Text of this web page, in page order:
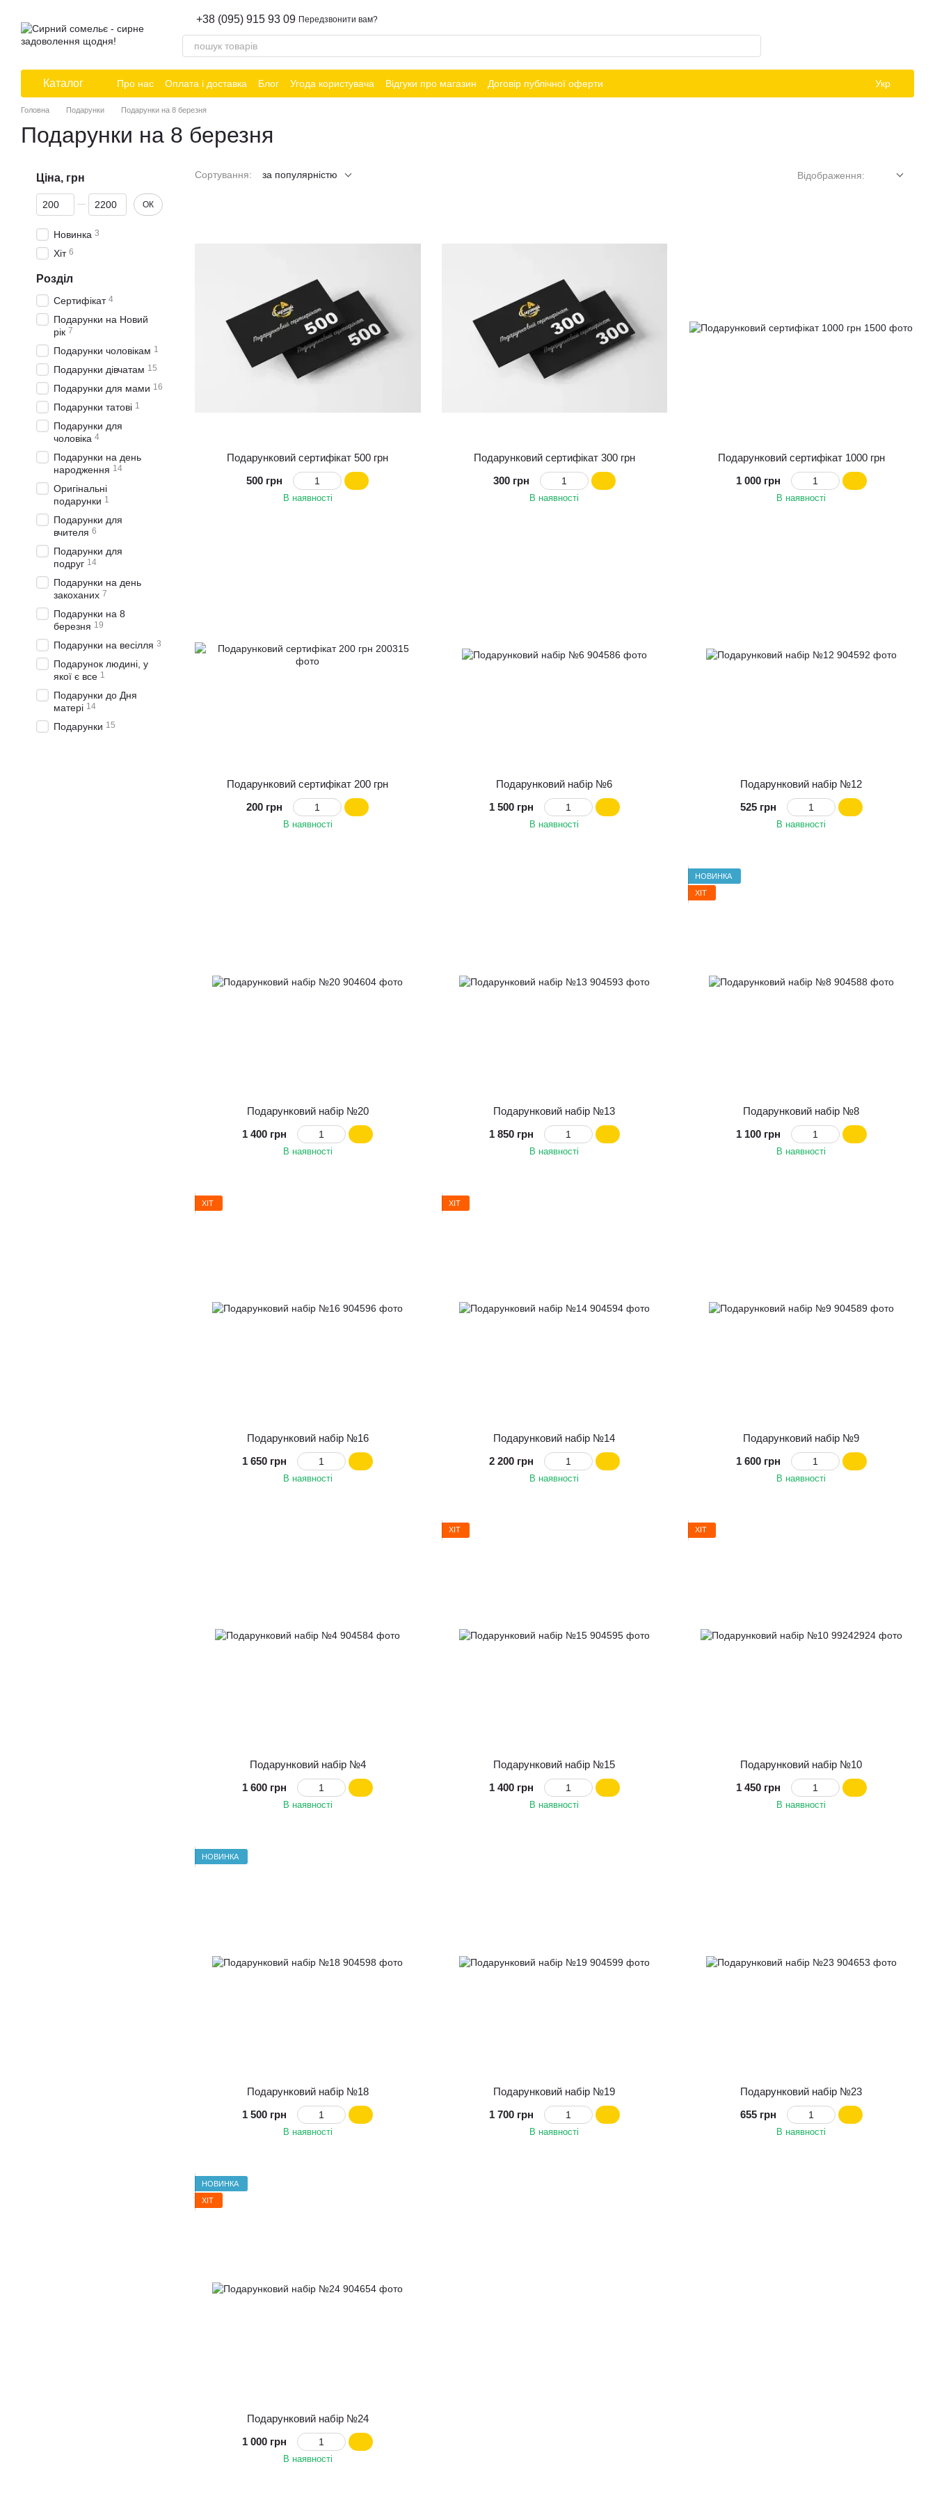
+38 (095) 915 93 09 Передзвонити вам?
Каталог Про нас Оплата і доставка Блог Угода користувача Відгуки про магазин Договір публічної оферти Укр
Головна Подарунки Подарунки на 8 березня
Подарунки на 8 березня
Сортування: за популярністю Відображення:
Подарунковий сертифікат 500 грн
500 грн
В наявності
Подарунковий сертифікат 300 грн
300 грн
В наявності
Подарунковий сертифікат 1000 грн
1 000 грн
В наявності
Подарунковий сертифікат 200 грн
200 грн
В наявності
Подарунковий набір №6
1 500 грн
В наявності
Подарунковий набір №12
525 грн
В наявності
Подарунковий набір №20
1 400 грн
В наявності
Подарунковий набір №13
1 850 грн
В наявності
НОВИНКА
ХІТ
Подарунковий набір №8
1 100 грн
В наявності
ХІТ
Подарунковий набір №16
1 650 грн
В наявності
ХІТ
Подарунковий набір №14
2 200 грн
В наявності
Подарунковий набір №9
1 600 грн
В наявності
Подарунковий набір №4
1 600 грн
В наявності
ХІТ
Подарунковий набір №15
1 400 грн
В наявності
ХІТ
Подарунковий набір №10
1 450 грн
В наявності
НОВИНКА
Подарунковий набір №18
1 500 грн
В наявності
Подарунковий набір №19
1 700 грн
В наявності
Подарунковий набір №23
655 грн
В наявності
НОВИНКА
ХІТ
Подарунковий набір №24
1 000 грн
В наявності
Ціна, грн
Від Ціна, грн
До Ціна, грн ОК
Новинка 3
Хіт 6
Розділ
Сертифікат 4
Подарунки на Новий
рік 7
Подарунки чоловікам 1
Подарунки дівчатам 15
Подарунки для мами 16
Подарунки татові 1
Подарунки для
чоловіка 4
Подарунки на день
народження 14
Оригінальні
подарунки 1
Подарунки для
вчителя 6
Подарунки для
подруг 14
Подарунки на день
закоханих 7
Подарунки на 8
березня 19
Подарунки на весілля 3
Подарунок людині, у
якої є все 1
Подарунки до Дня
матері 14
Подарунки 15